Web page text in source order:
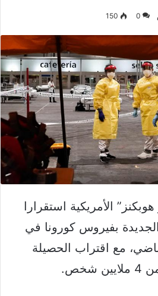
0
150
الأمريكية استقرارا
بفيروس كورونا في
مع اقتراب الحصيلة